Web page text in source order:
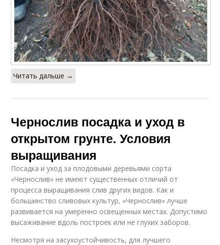
Читать дальше →
Чернослив посадка и уход в
открытом грунте. Условия
выращивания
Посадка и уход за плодовыми деревьями сорта
«Чернослив» не имеют существенных отличий от
процесса выращивания слив других видов. Как и
большинство сливовых культур, «Чернослив» лучше
развивается на умеренно освещенных местах. Допустимо
высаживание вдоль построек или не глухих заборов.
Несмотря на засухоустойчивость, для лучшего